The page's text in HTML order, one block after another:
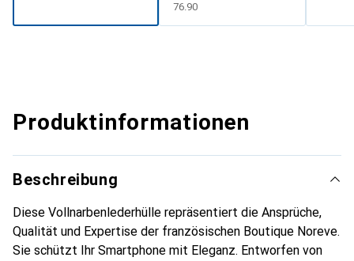
CHF
76.90
Produktinformationen
Beschreibung
Diese Vollnarbenlederhülle repräsentiert die Ansprüche,
Qualität und Expertise der französischen Boutique Noreve.
Sie schützt Ihr Smartphone mit Eleganz. Entworfen von